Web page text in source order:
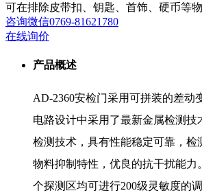
可在排除皮带扣、钥匙、首饰、硬币等物
咨询微信0769-81621780
在线询价
产品概述
AD-2360安检门采用可拼装的差动
电路设计中采用了最新金属检测技
检测技术，具有性能稳定可靠，检
物料抑制特性，优良的抗干扰能力
个探测区均可进行200级灵敏度的